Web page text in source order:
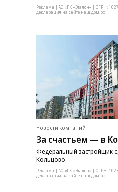
Реклама | АО «ГК «Эталон» | ОГРН:
декларация на сайте наш.дом.рф
Новости компаний
За счастьем — в
Федеральный застройщик
Кольцово
Реклама | АО «ГК «Эталон» | ОГРН:
декларация на сайте наш.дом.рф